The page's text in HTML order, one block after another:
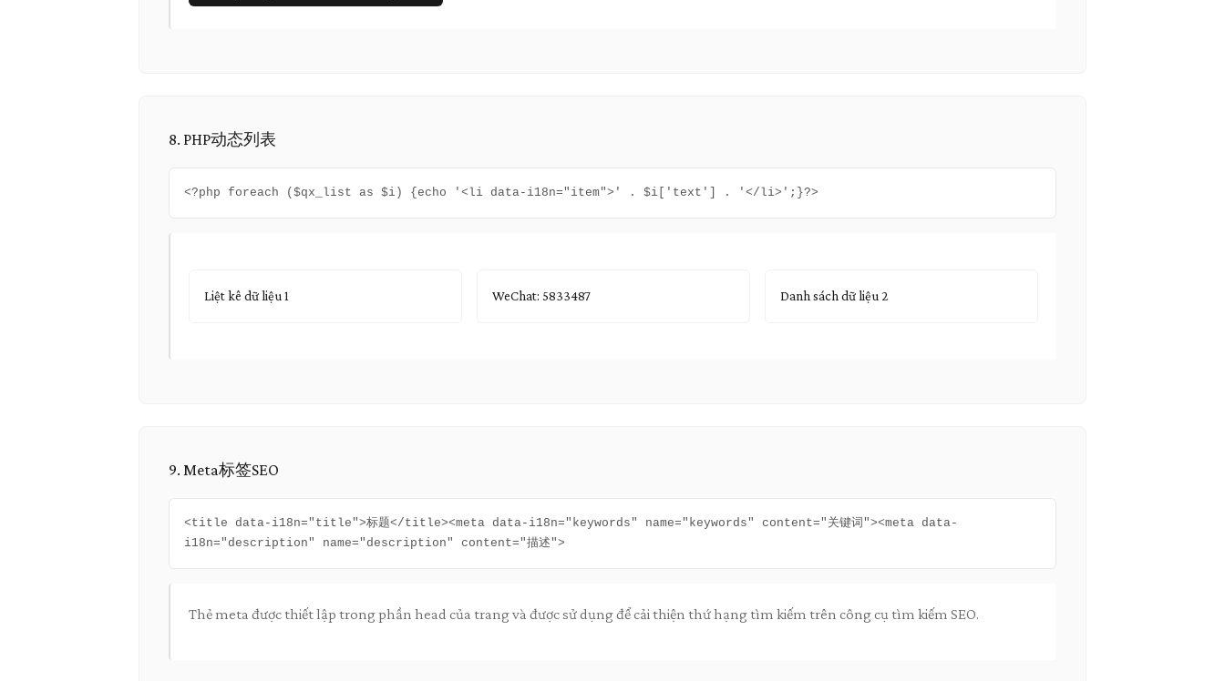
8. PHP动态列表
<?php foreach ($qx_list as $i) {echo '<li data-i18n="item">' . $i['text'] . '</li>';}?>
Liệt kê dữ liệu 1 WeChat: 5833487 Danh sách dữ liệu 2
9. Meta标签SEO
<title data-i18n="title">标题</title><meta data-i18n="keywords" name="keywords" content="关键词"><meta data-
i18n="description" name="description" content="描述">
Thẻ meta được thiết lập trong phần head của trang và được sử dụng để cải thiện thứ hạng tìm kiếm trên công cụ tìm kiếm SEO.